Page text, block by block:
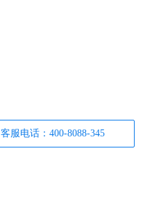
客服电话：400-8088-345